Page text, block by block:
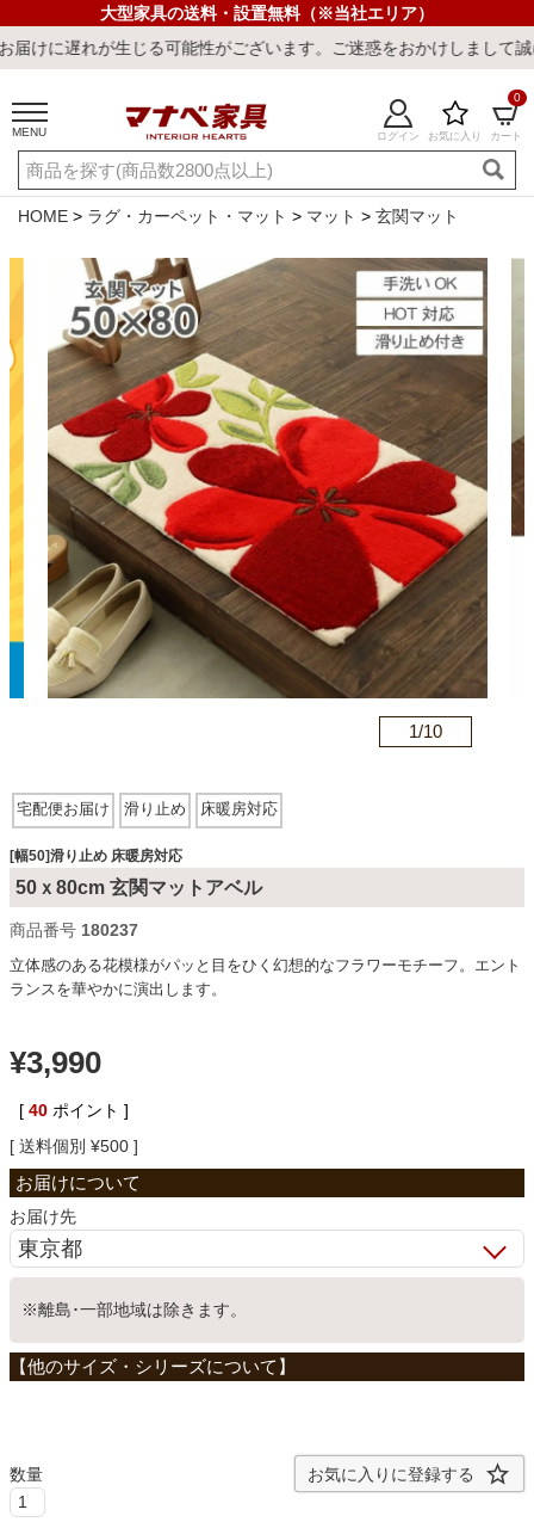
大型家具の送料・設置無料（※当社エリア）
じる可能性がございます。ご迷惑をおかけしまして誠に申し訳ご
MENU ログイン お気に入り カート
0
ご利用ガイド 新規会員登録
店舗一覧 閲覧履歴
キーワード・商品番号で探す
最短発送 冷感ラグ 冷感寝具 ワークデスク ウィルトンラ
カテゴリから探す
ソファ
ダイニングテーブル・セット
椅子・チェア
ベッド
収納家具
学習机
ホームオフィス
HOME ラグ・カーペット・マット マット 玄関マット
1/10
宅配便お届け 滑り止め 床暖房対応
[幅50]滑り止め 床暖房対応
50ｘ80cm 玄関マットアベル
商品番号 180237
立体感のある花模様がパッと目をひく幻想的なフラワーモチーフ。エント
ランスを華やかに演出します。
¥3,990
[ 40 ポイント ]
送料個別 ¥500
お届け先
※離島･一部地域は除きます。
お気に入りに登録する